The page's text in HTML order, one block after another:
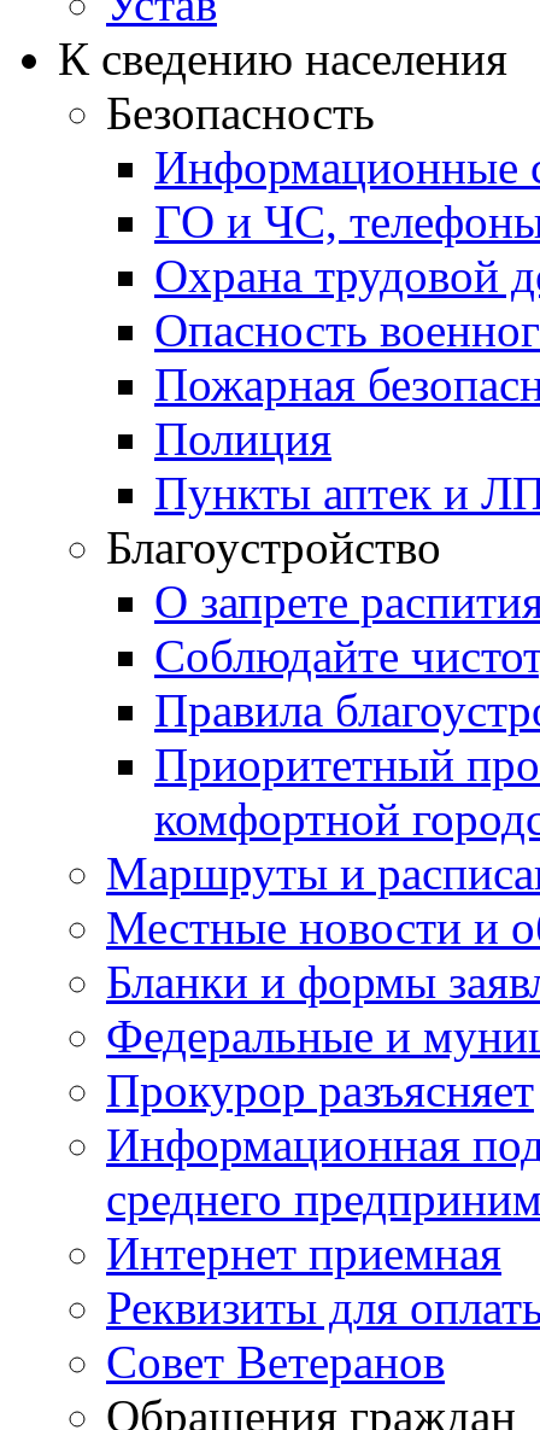
К сведению населения
Безопасность
Информационные
ГО и ЧС,
Охрана трудовой
Опасность
Пожарная
Полиция
Пункты аптек и
Благоустройство
О запрете
Соблюдайте
Правила
Приоритетный
комфортной
Маршруты и
Местные новости и
Бланки и формы
Федеральные и
Прокурор разъясняет
Информационная
среднего
Интернет приемная
Реквизиты для
Совет Ветеранов
Обращения граждан